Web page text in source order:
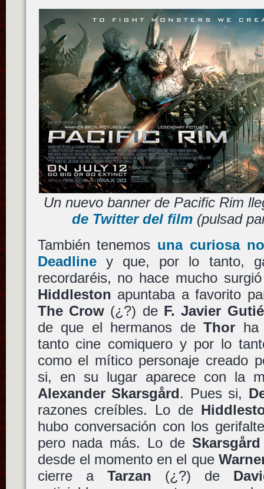
Un nuevo banner de Pacific Rim
de Twitter del film (pulsad
También tenemos una curiosa
Deadliney que, por lo tanto,
recordaréis, no hace mucho
Hiddleston apuntaba a favorito
The Crow(¿?) de F. Javier
de que el hermanos deThor ha
tanto cine comiquero y por lo
como el mítico personaje creado
si, en su lugar aparece con la
Alexander Skarsgård. Pues si,
razones creíbles. Lo de
hubo conversación con los
pero nada más. Lo de Skarsgård
desde el momento en el que
cierre a Tarzan (¿?) de